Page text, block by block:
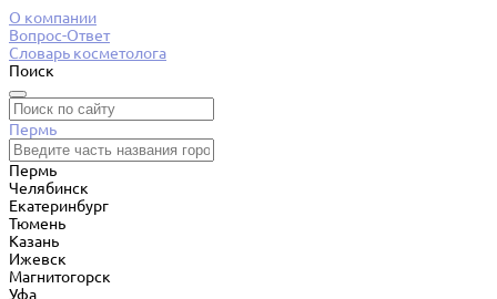
О компании
Вопрос-Ответ
Словарь косметолога
Поиск
Пермь
Пермь
Челябинск
Екатеринбург
Тюмень
Казань
Ижевск
Магнитогорск
Уфа